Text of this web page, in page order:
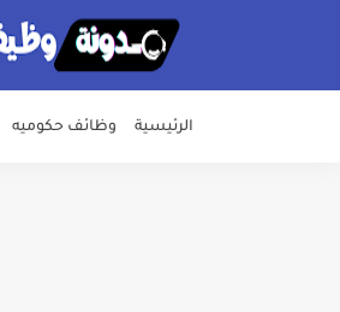
الرئيسية وظائف حكوميه